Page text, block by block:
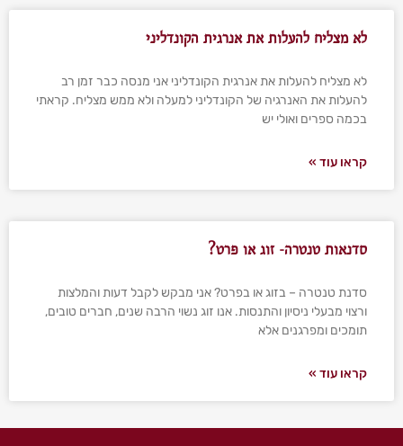
לא מצליח להעלות את אנרגית הקונדליני
לא מצליח להעלות את אנרגית הקונדליני אני מנסה כבר זמן רב
להעלות את האנרגיה של הקונדליני למעלה ולא ממש מצליח. קראתי
בכמה ספרים ואולי יש
קראו עוד »
סדנאות טנטרה- זוג או פרט?
סדנת טנטרה – בזוג או בפרט? אני מבקש לקבל דעות והמלצות
ורצוי מבעלי ניסיון והתנסות. אנו זוג נשוי הרבה שנים, חברים טובים,
תומכים ומפרגנים אלא
קראו עוד »